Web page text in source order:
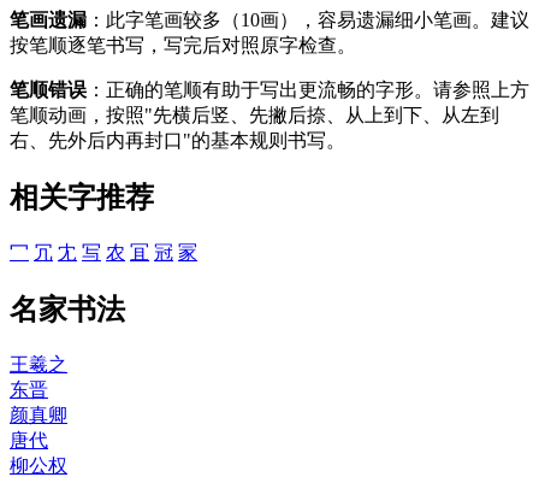
笔画遗漏 ：此字笔画较多（10画），容易遗漏细小笔画。建议
按笔顺逐笔书写，写完后对照原字检查。
笔顺错误 ：正确的笔顺有助于写出更流畅的字形。请参照上方
笔顺动画，按照"先横后竖、先撇后捺、从上到下、从左到
右、先外后内再封口"的基本规则书写。
相关字推荐
冖 冗 冘 写 农 冝 冠 冡
名家书法
王羲之
东晋
颜真卿
唐代
柳公权